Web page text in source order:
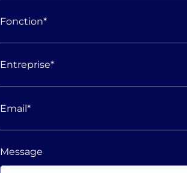
Fonction*
Entreprise*
Email*
Message